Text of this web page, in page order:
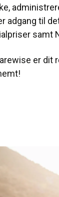
adgang til
samt
er dit